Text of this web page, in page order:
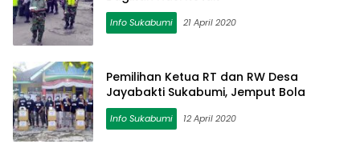
Info Sukabumi 21 April 2020
Pemilihan Ketua RT dan RW Desa
Jayabakti Sukabumi, Jemput Bola
Info Sukabumi 12 April 2020